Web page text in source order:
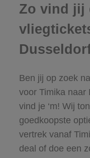
Zo vind jij
Ben jij op zoek
voor Timika naar
vind je ‘m! Wij
goedkoopste
vertrek vanaf
deal of doe een